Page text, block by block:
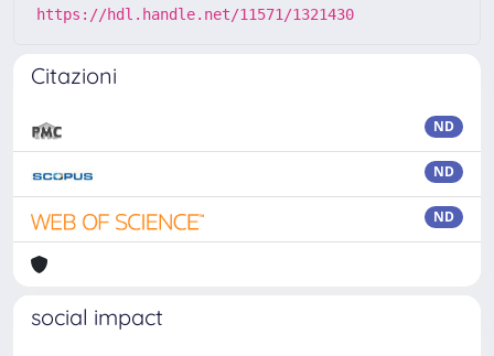
https://hdl.handle.net/11571/1321430
Citazioni
ND
ND
ND
social impact